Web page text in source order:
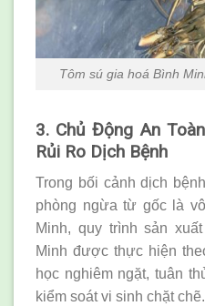
Tôm sú gia hoá Bình
3. Chủ Động An
Rủi Ro Dịch Bệnh
Trong bối cảnh dịch
phòng ngừa từ gốc là
Minh, quy trình sản
Minh được thực hiện
học nghiêm ngặt, tuân
kiểm soát vi sinh chặt chẽ.